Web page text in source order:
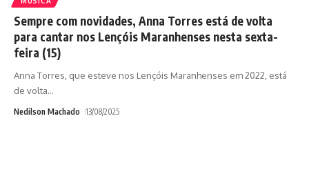
Sempre com novidades, Anna Torres está de volta
para cantar nos Lençóis Maranhenses nesta sexta-
feira (15)
Anna Torres, que esteve nos Lençóis Maranhenses em 2022, está
de volta…
Nedilson Machado 13/08/2025